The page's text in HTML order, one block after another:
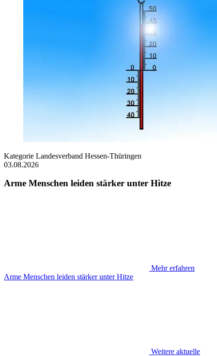
Kategorie Landesverband Hessen-Thüringen
03.08.2026
Arme Menschen leiden stärker unter Hitze
Mehr erfahren
Arme Menschen leiden stärker unter Hitze
Weitere aktuelle